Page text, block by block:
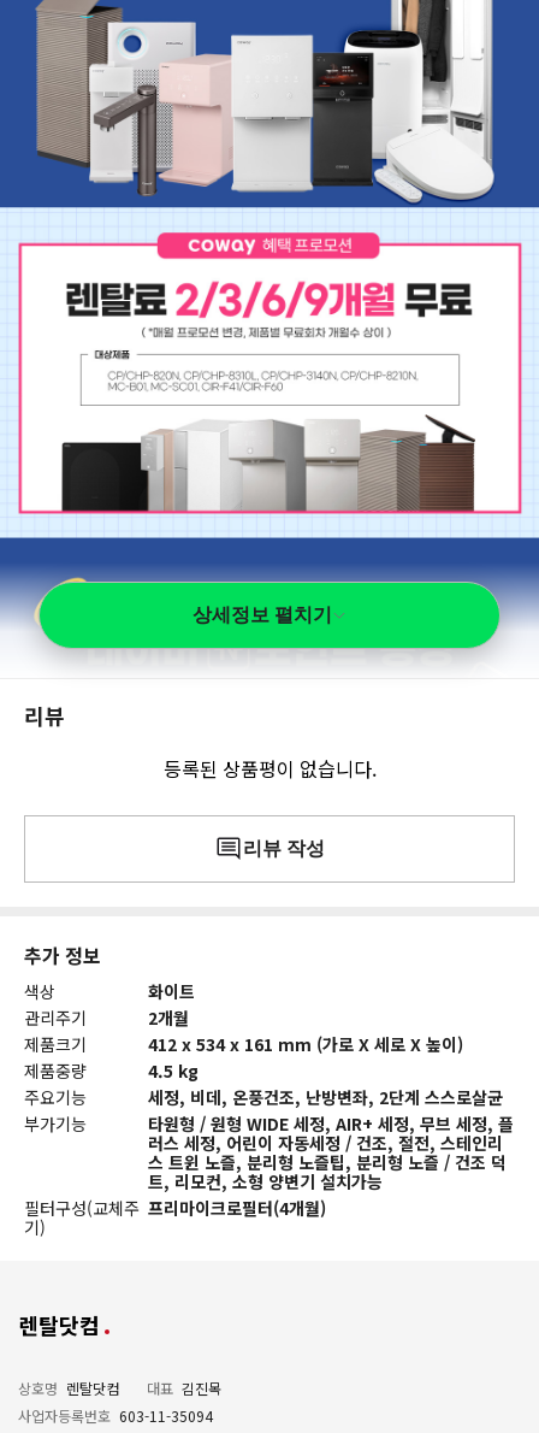
상세정보 펼치기
리뷰
등록된 상품평이 없습니다.
리뷰 작성
추가 정보
색상
화이트
관리주기
2개월
제품크기
412 x 534 x 161 mm (가로 X 세로 X 높이)
제품중량
4.5 kg
주요기능
세정, 비데, 온풍건조, 난방변좌, 2단계 스스로살균
부가기능
타원형 / 원형 WIDE 세정, AIR+ 세정, 무브 세정, 플
러스 세정, 어린이 자동세정 / 건조, 절전, 스테인리
스 트윈 노즐, 분리형 노즐팁, 분리형 노즐 / 건조 덕
트, 리모컨, 소형 양변기 설치가능
필터구성(교체주
기)
프리마이크로필터(4개월)
렌탈닷컴
상호명 렌탈닷컴 대표 김진목
사업자등록번호 603-11-35094